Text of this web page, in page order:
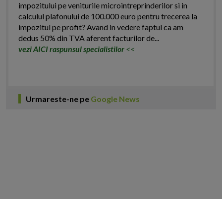
impozitului pe veniturile microintreprinderilor si in
calculul plafonului de 100.000 euro pentru trecerea la
impozitul pe profit? Avand in vedere faptul ca am
dedus 50% din TVA aferent facturilor de...
vezi AICI raspunsul specialistilor <<
Urmareste-ne pe Google News